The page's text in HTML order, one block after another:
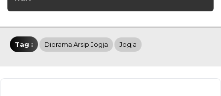
Tag : Diorama Arsip Jogja Jogja